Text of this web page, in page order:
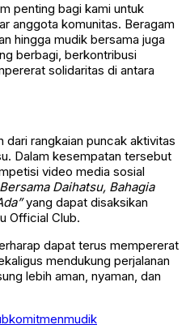
penting bagi kami untuk
anggota komunitas. Beragam
hingga mudik bersama juga
berbagi, berkontribusi
solidaritas di antara
dari rangkaian puncak aktivitas
Dalam kesempatan tersebut
video media sosial
Daihatsu, Bahagia
yang dapat disaksikan
Official Club.
dapat terus mempererat
mendukung perjalanan
lebih aman, nyaman, dan
komitmenmudik